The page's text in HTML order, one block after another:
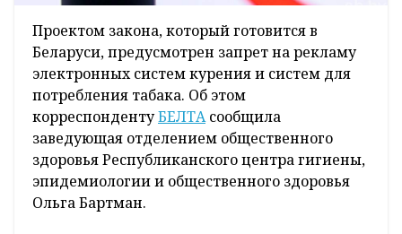
Проектом закона, который готовится в
Беларуси, предусмотрен запрет на рекламу
электронных систем курения и систем для
потребления табака. Об этом
корреспондентуБЕЛТАсообщила
заведующая отделением общественного
здоровья Республиканского центра гигиены,
эпидемиологии и общественного здоровья
Ольга Бартман.